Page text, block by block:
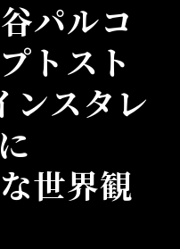
パルコ
トスト
ンスタレ
世界観